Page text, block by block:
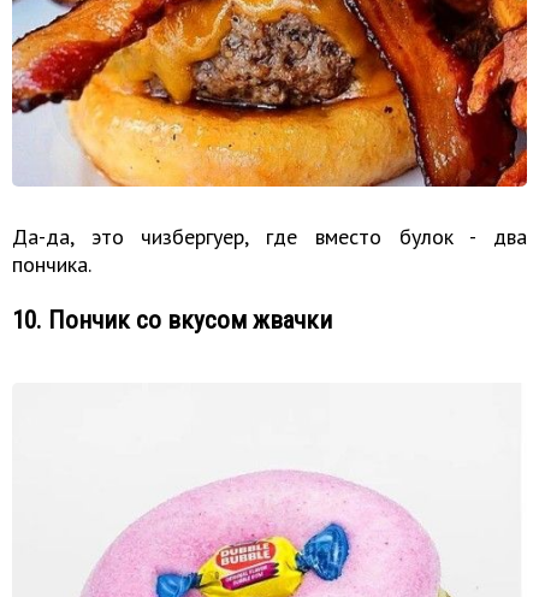
Да-да, это чизбергуер, где вместо булок - два
пончика.
10. Пончик со вкусом жвачки